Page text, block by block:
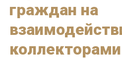
граждан на
коллекторами